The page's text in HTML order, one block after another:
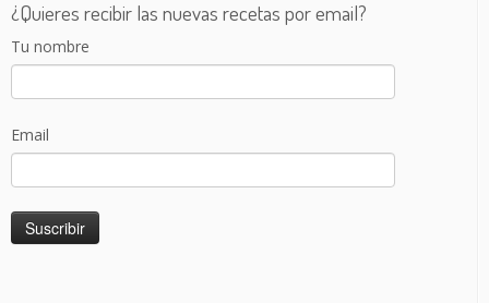
¿Quieres recibir las nuevas recetas por email?
Tu nombre
Email